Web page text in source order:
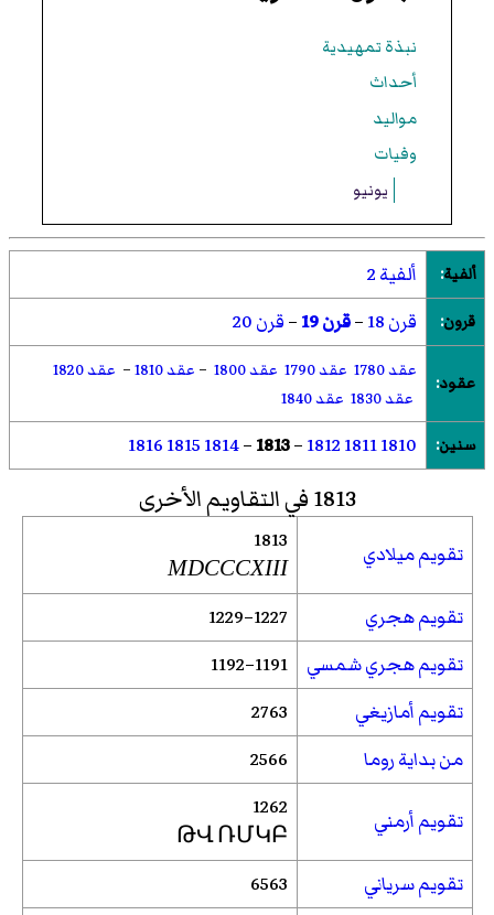
نبذة تمهيدية
أحداث
مواليد
وفيات
يونيو
ألفية: ألفية 2
قرون: قرن 18 –قرن 19 –قرن 20
عقود:
عقد 1780 عقد 1790 عقد 1800 – عقد 1810 – عقد 1820
عقد 1830
عقد 1840
سنين:
1810
1811
1812
–
1813
–
1814
1815
1816
1813 في التقاويم الأخرى
تقويم ميلادي 1813
MDCCCXIII
تقويم هجري
1227–1229
تقويم هجري شمسي
1191–1192
تقويم أمازيغي
2763
من بداية روما
2566
تقويم أرمني
1262
ԹՎ ՌՄԿԲ
تقويم سرياني
6563